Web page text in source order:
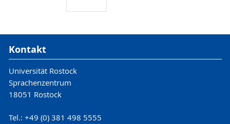
Kontakt
Universität Rostock
Sprachenzentrum
18051 Rostock
Tel.: +49 (0) 381 498 5555